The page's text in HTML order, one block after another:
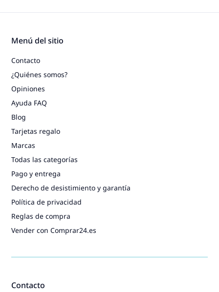
Contacto
Menú del sitio
Contacto
¿Quiénes somos?
Opiniones
Ayuda FAQ
Blog
Tarjetas regalo
Marcas
Todas las categorías
Pago y entrega
Derecho de desistimiento y garantía
Política de privacidad
Reglas de compra
Vender con Comprar24.es